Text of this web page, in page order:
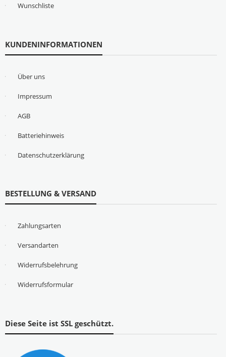
Wunschliste
KUNDENINFORMATIONEN
Über uns
Impressum
AGB
Batteriehinweis
Datenschutzerklärung
BESTELLUNG & VERSAND
Zahlungsarten
Versandarten
Widerrufsbelehrung
Widerrufsformular
Diese Seite ist SSL geschützt.